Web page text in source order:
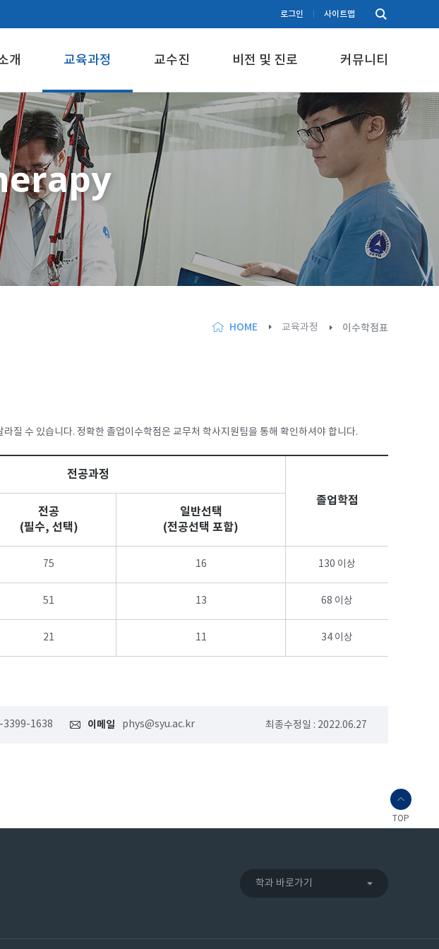
로그인 사이트맵
개 교육과정 교수진 비전 및 진로 커뮤니티
HOME 교육과정 이수학점표
질 수 있습니다. 정확한 졸업이수학점은 교무처 학사지원팀을 통해 확인하셔야 합니다.
전공과정
졸업학점
전공
(필수, 선택)
일반선택
(전공선택 포함)
75 16 130 이상
51 13 68 이상
21 11 34 이상
3399-1638 이메일 phys@syu.ac.kr 최종수정일 : 2022.06.27
TOP
학과 바로가기